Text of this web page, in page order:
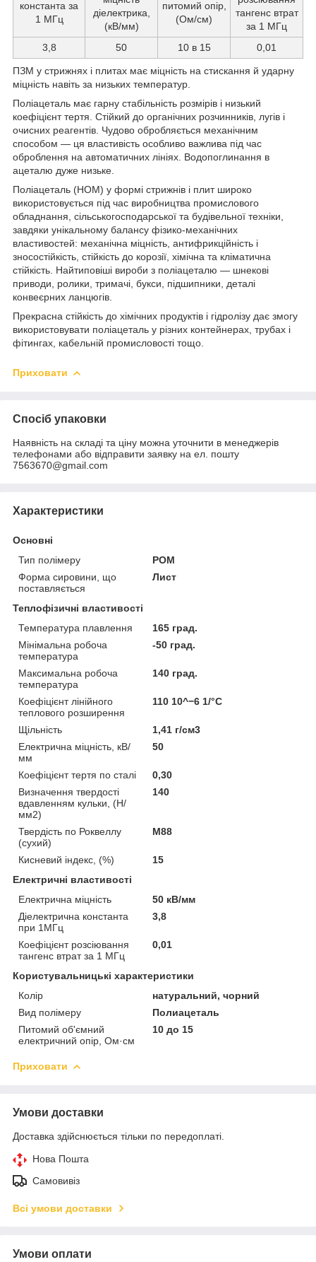
константа за
1 МГц
діелектрика,
(кВ/мм)
питомий опір,
(Ом/см)
тангенс втрат
за 1 МГц
3,8
50 10 в 15 0,01
ПЗМ у стрижнях і плитах має міцність на стискання й ударну
міцність навіть за низьких температур.
Поліацеталь має гарну стабільність розмірів і низький
коефіцієнт тертя. Стійкий до органічних розчинників, лугів і
очисних реагентів. Чудово обробляється механічним
способом — ця властивість особливо важлива під час
оброблення на автоматичних лініях. Водопоглинання в
ацеталю дуже низьке.
Поліацеталь (НОМ) у формі стрижнів і плит широко
використовується під час виробництва промислового
обладнання, сільськогосподарської та будівельної техніки,
завдяки унікальному балансу фізико-механічних
властивостей: механічна міцність, антифрикційність і
зносостійкість, стійкість до корозії, хімічна та кліматична
стійкість. Найтиповіші вироби з поліацеталю — шнекові
приводи, ролики, тримачі, букси, підшипники, деталі
конвеєрних ланцюгів.
Прекрасна стійкість до хімічних продуктів і гідролізу дає змогу
використовувати поліацеталь у різних контейнерах, трубах і
фітингах, кабельній промисловості тощо.
Приховати
Спосіб упаковки
Наявність на складі та ціну можна уточнити в менеджерів
телефонами або відправити заявку на ел. пошту
7563670@gmail.com
Характеристики
Основні
Тип полімеру
POM
Форма сировини, що
поставляється
Лист
Теплофізичні властивості
Температура плавлення
165 град.
Мінімальна робоча
температура
-50 град.
Максимальна робоча
температура
140 град.
Коефіцієнт лінійного
теплового розширення
110 10^−6 1/°C
Щільність
1,41 г/см3
Електрична міцність, кВ/
мм
50
Коефіцієнт тертя по сталі
0,30
Визначення твердості
вдавленням кульки, (Н/
мм2)
140
Твердість по Роквеллу
(сухий)
М88
Кисневий індекс, (%)
15
Електричні властивості
Електрична міцність
50 кВ/мм
Діелектрична константа
при 1МГц
3,8
Коефіцієнт розсіювання
тангенс втрат за 1 МГц
0,01
Користувальницькі характеристики
Колір
натуральний, чорний
Вид полімеру
Полиацеталь
Питомий об'ємний
електричний опір, Ом·см
10 до 15
Приховати
Умови доставки
Доставка здійснюється тільки по передоплаті.
Нова Пошта
Самовивіз
Всі умови доставки
Умови оплати